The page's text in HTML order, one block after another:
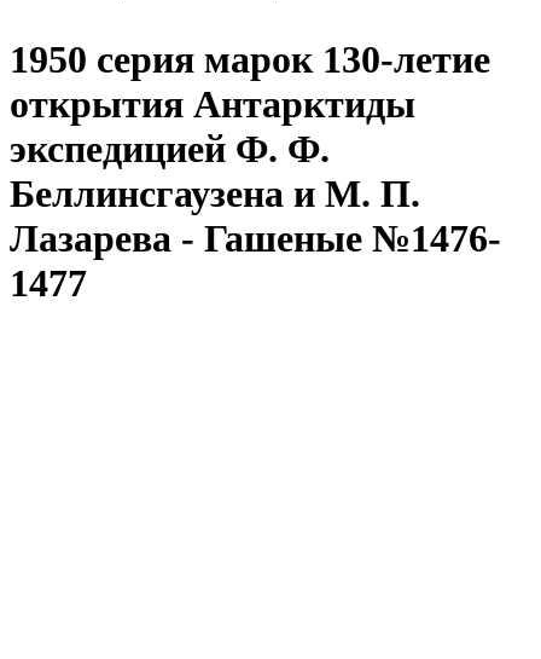
1950 серия марок 130-летие
открытия Антарктиды
экспедицией Ф. Ф.
Беллинсгаузена и М. П.
Лазарева - Гашеные №1476-
1477